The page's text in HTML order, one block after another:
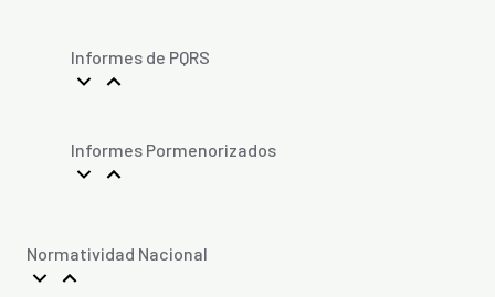
Informes de PQRS
Informes Pormenorizados
Normatividad Nacional